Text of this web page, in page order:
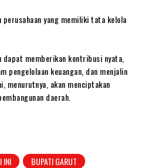
perusahaan yang memiliki tata kelola
memberikan kontribusi nyata,
pengelolaan keuangan, dan menjalin
menurutnya, akan menciptakan
daerah.
INI
BUPATI GARUT